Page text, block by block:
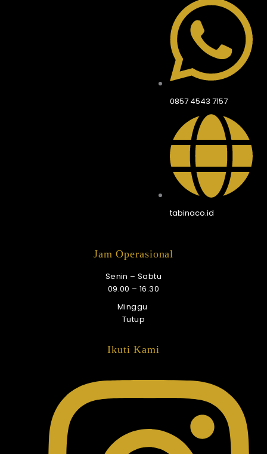
0857 4543 7157
tabinaco.id
Jam Operasional
Senin – Sabtu
09.00 – 16.30
Minggu
Tutup
Ikuti Kami